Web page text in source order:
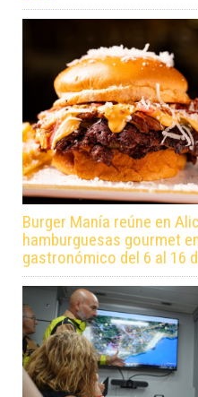
Burger Manía reúne en
hamburguesas gourmet
gastronómico del 6 al 16